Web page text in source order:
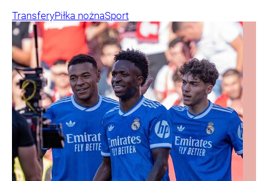
TransferyPiłka nożnaSport